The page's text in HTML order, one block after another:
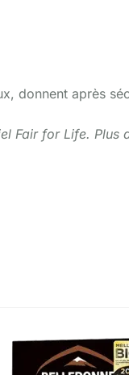
donnent après
Fair for Life.